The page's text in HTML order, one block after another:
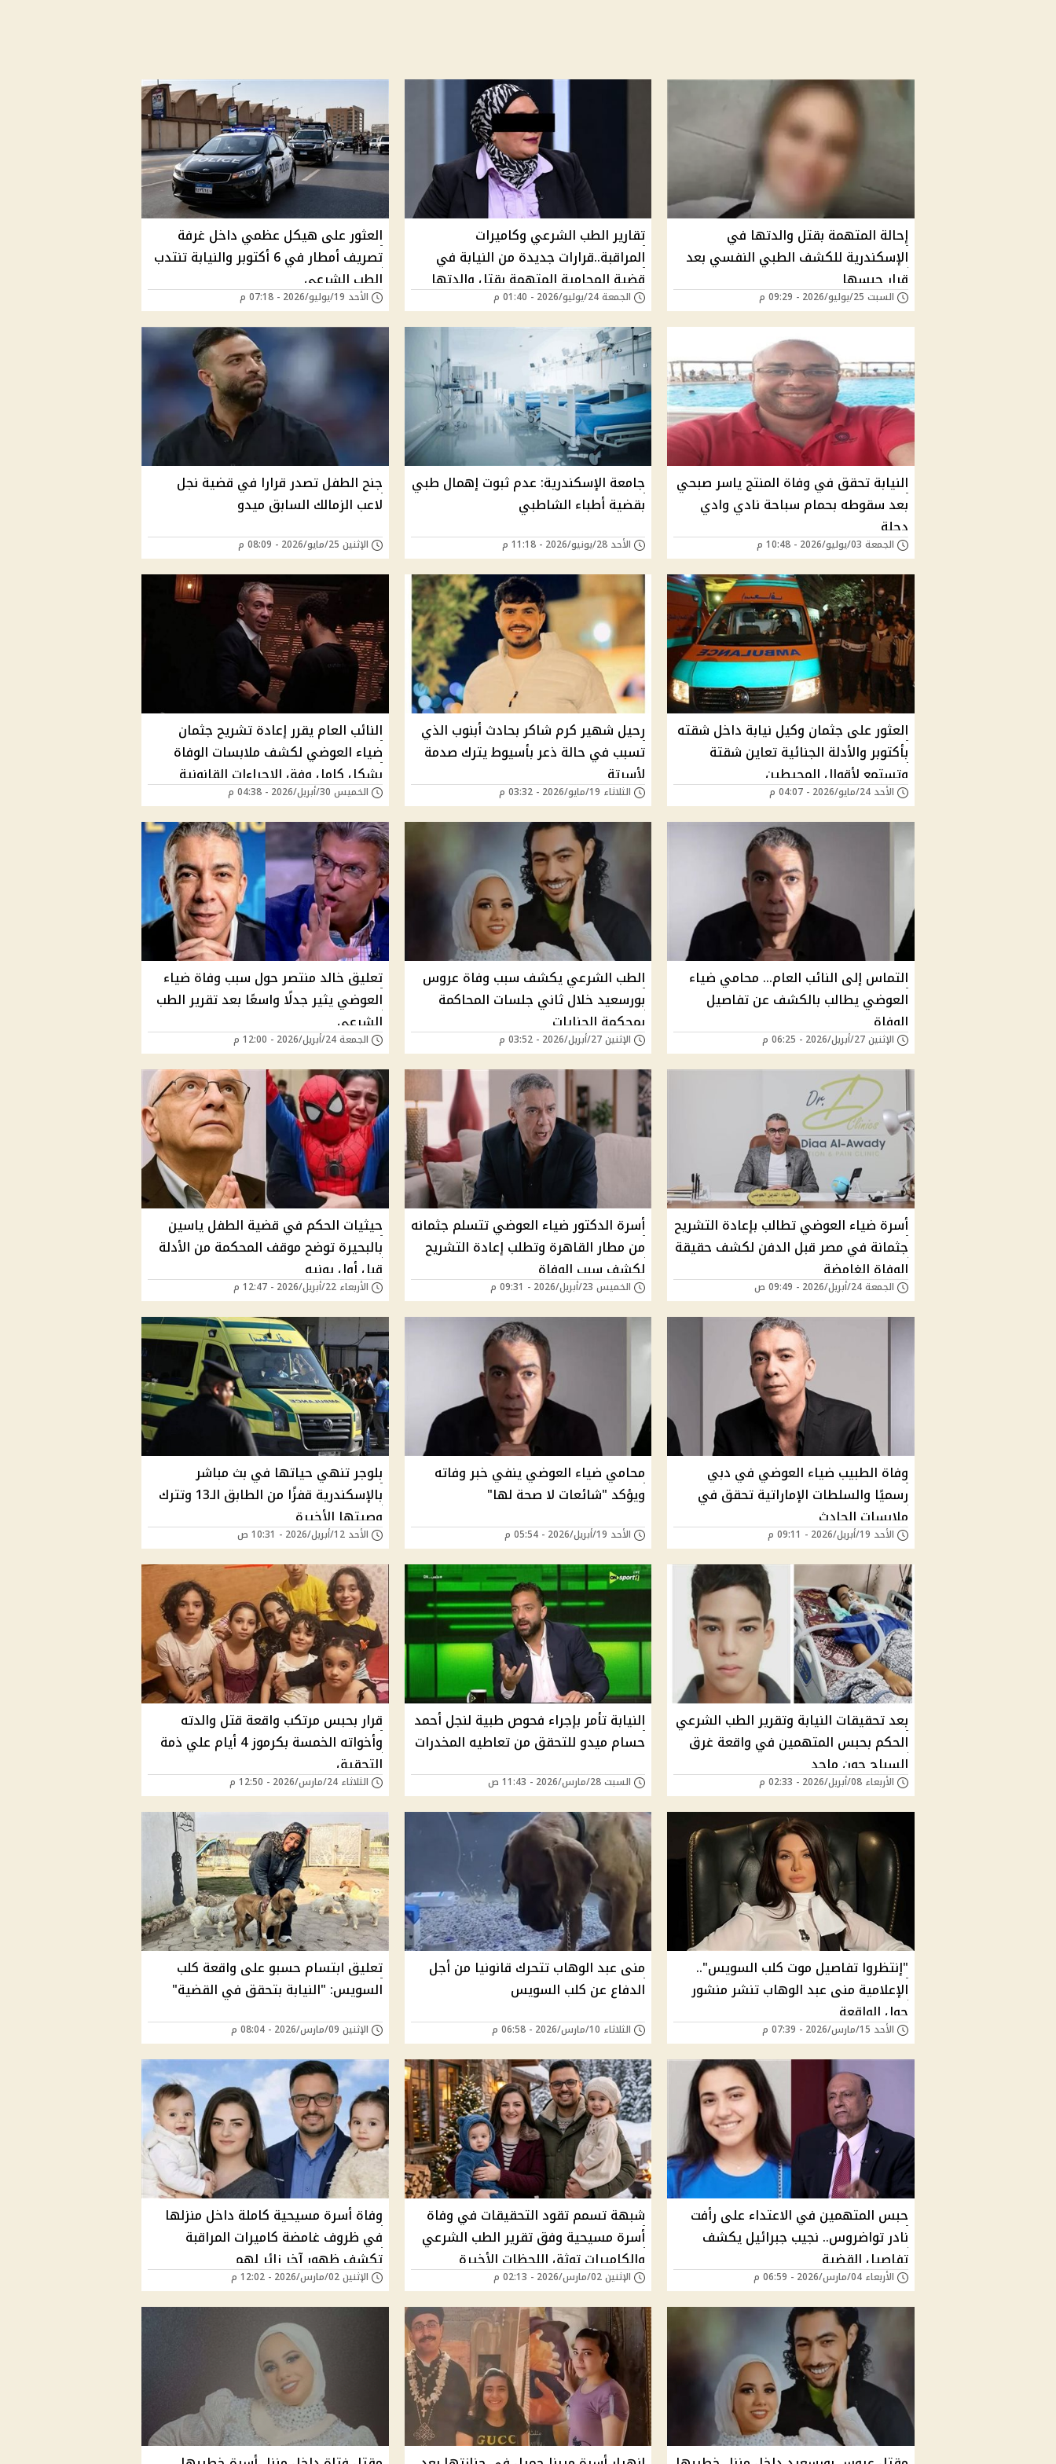
إحالة المتهمة بقتل والدتها في
الإسكندرية للكشف الطبي النفسي بعد
قرار حبسها
السبت 25/يوليو/2026 - 09:29 م
تقارير الطب الشرعي وكاميرات
المراقبة..قرارات جديدة من النيابة في
قضية المحامية المتهمة بقتل والدتها
بالإسكندرية
الجمعة 24/يوليو/2026 - 01:40 م
العثور على هيكل عظمي داخل غرفة
تصريف أمطار في 6 أكتوبر والنيابة تنتدب
الطب الشرعي
الأحد 19/يوليو/2026 - 07:18 م
النيابة تحقق في وفاة المنتج ياسر صبحي
بعد سقوطه بحمام سباحة نادي وادي
دجلة
الجمعة 03/يوليو/2026 - 10:48 م
جامعة الإسكندرية: عدم ثبوت إهمال طبي
بقضية أطباء الشاطبي
الأحد 28/يونيو/2026 - 11:18 م
جنح الطفل تصدر قرارا في قضية نجل
لاعب الزمالك السابق ميدو
الإثنين 25/مايو/2026 - 08:09 م
العثور على جثمان وكيل نيابة داخل شقته
بأكتوبر والأدلة الجنائية تعاين شقتة
وتستمع لأقوال المحيطين
الأحد 24/مايو/2026 - 04:07 م
رحيل شهير كرم شاكر بحادث أبنوب الذي
تسبب في حالة ذعر بأسيوط يترك صدمة
لأسرتة
الثلاثاء 19/مايو/2026 - 03:32 م
النائب العام يقرر إعادة تشريح جثمان
ضياء العوضي لكشف ملابسات الوفاة
بشكل كامل وفق الإجراءات القانونية
الخميس 30/أبريل/2026 - 04:38 م
التماس إلى النائب العام… محامي ضياء
العوضي يطالب بالكشف عن تفاصيل
الوفاة
الإثنين 27/أبريل/2026 - 06:25 م
الطب الشرعي يكشف سبب وفاة عروس
بورسعيد خلال ثاني جلسات المحاكمة
بمحكمة الجنايات
الإثنين 27/أبريل/2026 - 03:52 م
تعليق خالد منتصر حول سبب وفاة ضياء
العوضي يثير جدلًا واسعًا بعد تقرير الطب
الشرعي
الجمعة 24/أبريل/2026 - 12:00 م
أسرة ضياء العوضي تطالب بإعادة التشريح
جثمانة في مصر قبل الدفن لكشف حقيقة
الوفاة الغامضة
الجمعة 24/أبريل/2026 - 09:49 ص
أسرة الدكتور ضياء العوضي تتسلم جثمانه
من مطار القاهرة وتطلب إعادة التشريح
لكشف سبب الوفاة
الخميس 23/أبريل/2026 - 09:31 م
حيثيات الحكم في قضية الطفل ياسين
بالبحيرة توضح موقف المحكمة من الأدلة
قبل أول يونيه
الأربعاء 22/أبريل/2026 - 12:47 م
وفاة الطبيب ضياء العوضي في دبي
رسميًا والسلطات الإماراتية تحقق في
ملابسات الحادث
الأحد 19/أبريل/2026 - 09:11 م
محامي ضياء العوضي ينفي خبر وفاته
ويؤكد "شائعات لا صحة لها"
الأحد 19/أبريل/2026 - 05:54 م
بلوجر تنهي حياتها في بث مباشر
بالإسكندرية قفزًا من الطابق الـ13 وتترك
وصيتها الأخيرة
الأحد 12/أبريل/2026 - 10:31 ص
بعد تحقيقات النيابة وتقرير الطب الشرعي
الحكم بحبس المتهمين في واقعة غرق
السباح جون ماجد
الأربعاء 08/أبريل/2026 - 02:33 م
النيابة تأمر بإجراء فحوص طبية لنجل أحمد
حسام ميدو للتحقق من تعاطيه المخدرات
السبت 28/مارس/2026 - 11:43 ص
قرار بحبس مرتكب واقعة قتل والدته
وأخواته الخمسة بكرموز 4 أيام علي ذمة
التحقيق
الثلاثاء 24/مارس/2026 - 12:50 م
"إنتظروا تفاصيل موت كلب السويس"..
الإعلامية منى عبد الوهاب تنشر منشور
حول الواقعة
الأحد 15/مارس/2026 - 07:39 م
منى عبد الوهاب تتحرك قانونيا من أجل
الدفاع عن كلب السويس
الثلاثاء 10/مارس/2026 - 06:58 م
تعليق ابتسام حسبو على واقعة كلب
السويس: "النيابة بتحقق في القضية"
الإثنين 09/مارس/2026 - 08:04 م
حبس المتهمين في الاعتداء على رأفت
نادر تواضروس.. نجيب جبرائيل يكشف
تفاصيل القضية
الأربعاء 04/مارس/2026 - 06:59 م
شبهة تسمم تقود التحقيقات في وفاة
أسرة مسيحية وفق تقرير الطب الشرعي
والكاميرات توثق اللحظات الأخيرة
الإثنين 02/مارس/2026 - 02:13 م
وفاة أسرة مسيحية كاملة داخل منزلها
في ظروف غامضة كاميرات المراقبة
تكشف ظهور آخر زائر لهم
الإثنين 02/مارس/2026 - 12:02 م